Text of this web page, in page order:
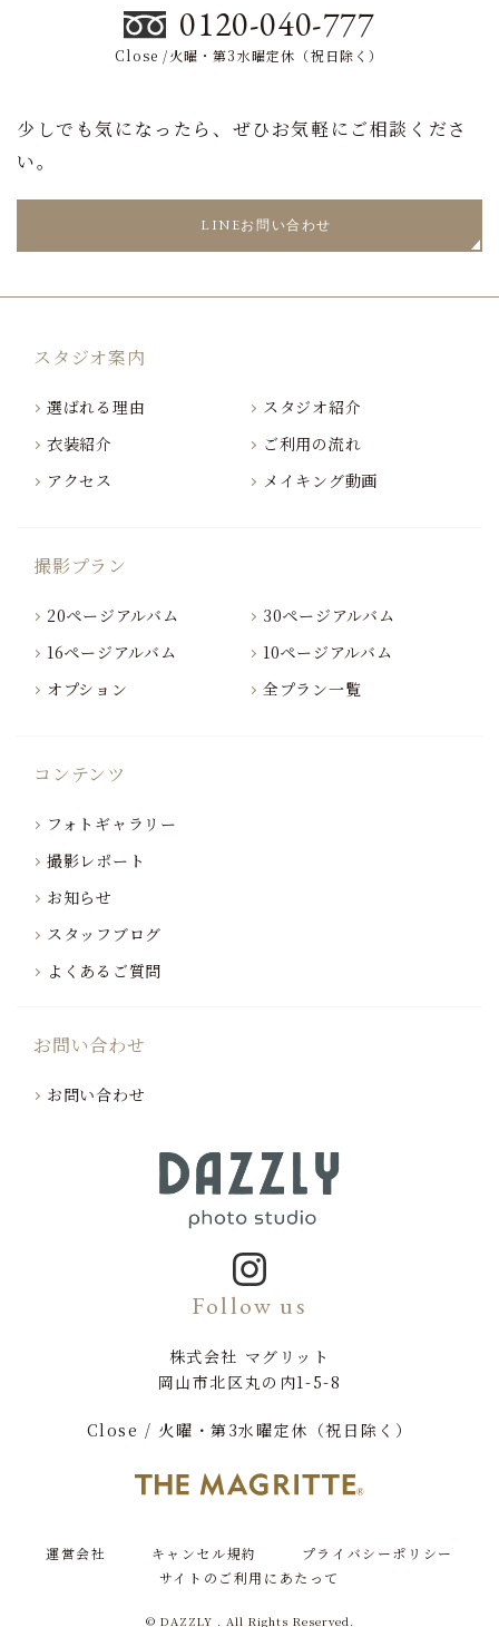
0120-040-777
Close /火曜・第3水曜定休（祝日除く）
少しでも気になったら、ぜひお気軽にご相談くださ
い。
LINEお問い合わせ
スタジオ案内
選ばれる理由
スタジオ紹介
衣装紹介
ご利用の流れ
アクセス
メイキング動画
撮影プラン
20ページアルバム
30ページアルバム
16ページアルバム
10ページアルバム
オプション
全プラン一覧
コンテンツ
フォトギャラリー
撮影レポート
お知らせ
スタッフブログ
よくあるご質問
お問い合わせ
お問い合わせ
Follow us
株式会社 マグリット
岡山市北区丸の内1-5-8
Close / 火曜・第3水曜定休（祝日除く）
運営会社 キャンセル規約
プライバシーポリシー
サイトのご利用にあたって
© DAZZLY . All Rights Reserved.